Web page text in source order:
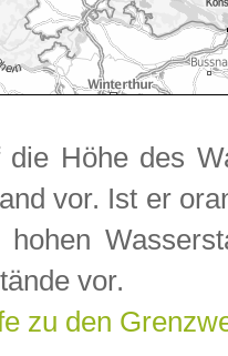
die Höhe des
vor. Ist er
hohen
vor.
zu den